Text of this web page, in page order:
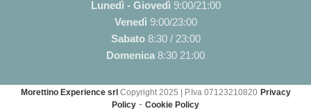
Lunedì - Giovedì 9:00/21:00
Venedì 9:00/23:00
Sabato8:30 / 23:00
Domenica 8:30 21:00
Morettino Experience srl Copyright 2025 | P.Iva 07123210820 Privacy
Policy - Cookie Policy